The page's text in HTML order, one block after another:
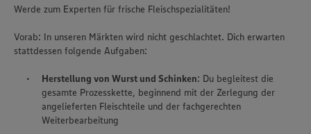
Werde zum Experten für frische Fleischspezialitäten!
Vorab: In unseren Märkten wird nicht geschlachtet. Dich erwarten
stattdessen folgende Aufgaben:
Herstellung von Wurst und Schinken: Du begleitest die
gesamte Prozesskette, beginnend mit der Zerlegung der
angelieferten Fleischteile und der fachgerechten
Weiterbearbeitung